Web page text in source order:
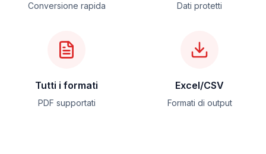
Conversione rapida Dati protetti
Tutti i formati
PDF supportati
Excel/CSV
Formati di output